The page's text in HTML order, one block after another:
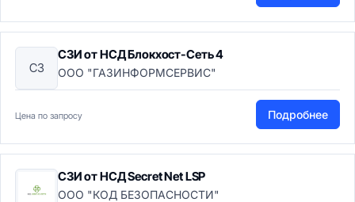
СЗ
СЗИ от НСД Блокхост-Сеть 4
ООО "ГАЗИНФОРМСЕРВИС"
Цена по запросу Подробнее
СЗИ от НСД Secret Net LSP
ООО "КОД БЕЗОПАСНОСТИ"